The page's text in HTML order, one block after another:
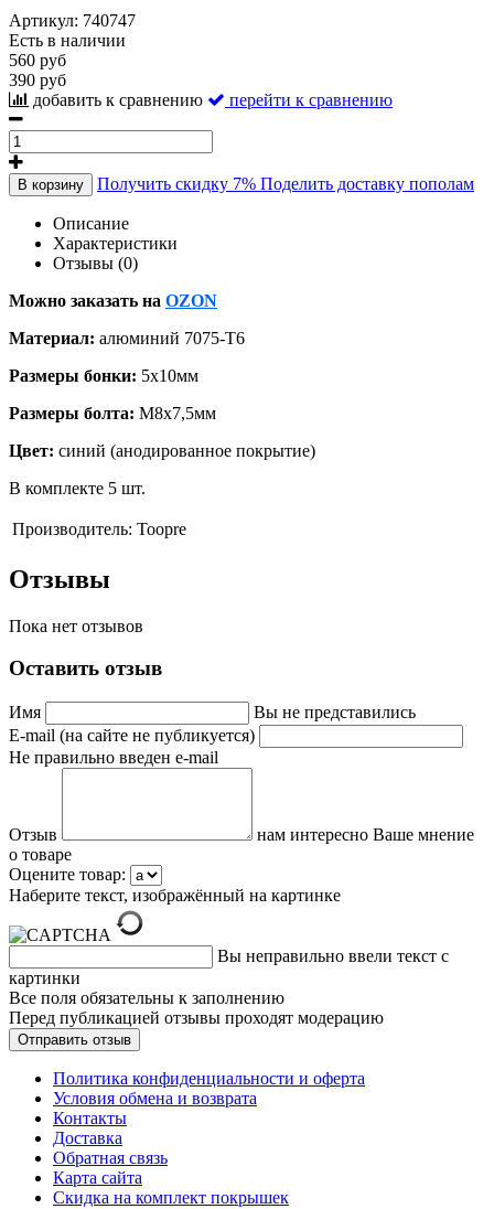
Артикул: 740747
Есть в наличии
560 руб
390 руб
добавить к сравнению
перейти к сравнению
В корзину Получить скидку 7% Поделить доставку пополам
Описание
Характеристики
Отзывы (0)
Можно заказать на OZON
Материал: алюминий 7075-Т6
Размеры бонки: 5x10мм
Размеры болта: М8х7,5мм
Цвет: синий (анодированное покрытие)
В комплекте 5 шт.
Производитель: Toopre
Отзывы
Пока нет отзывов
Оставить отзыв
Имя
Вы не представились
E-mail (на сайте не публикуется)
Не правильно введен e-mail
Отзыв
нам интересно Ваше мнение
о товаре
Оцените товар:
Наберите текст, изображённый на картинке
Вы неправильно ввели текст с
картинки
Все поля обязательны к заполнению
Перед публикацией отзывы проходят модерацию
Политика конфиденциальности и оферта
Условия обмена и возврата
Контакты
Доставка
Обратная связь
Карта сайта
Скидка на комплект покрышек